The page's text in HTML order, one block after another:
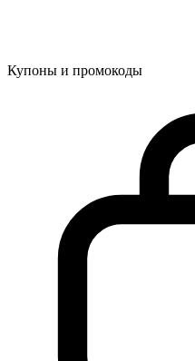
Купоны и промокоды